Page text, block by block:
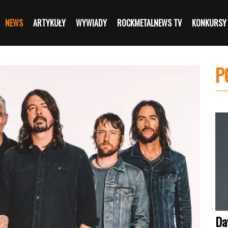
NEWS ARTYKUŁY WYWIADY ROCKMETALNEWS TV KONKURSY